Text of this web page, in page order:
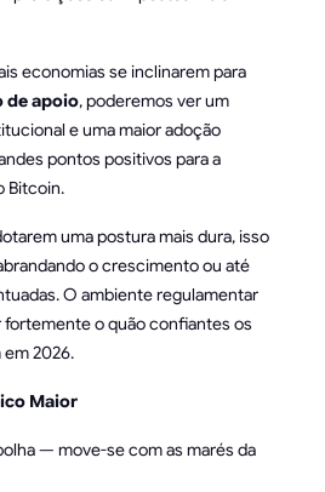
economias se inclinarem para
de apoio, poderemos ver um
e uma maior adoção
pontos positivos para a
Bitcoin.
uma postura mais dura, isso
o crescimento ou até
O ambiente regulamentar
o quão confiantes os
2026.
Maior
— move-se com as marés da